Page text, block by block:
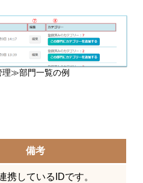
≫部門一覧の例
備考
携しているIDです。